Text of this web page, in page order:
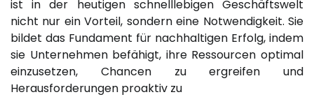
ist in der heutigen schnelllebigen Geschäftswelt
nicht nur ein Vorteil, sondern eine Notwendigkeit. Sie
bildet das Fundament für nachhaltigen Erfolg, indem
sie Unternehmen befähigt, ihre Ressourcen optimal
einzusetzen, Chancen zu ergreifen und
Herausforderungen proaktiv zu